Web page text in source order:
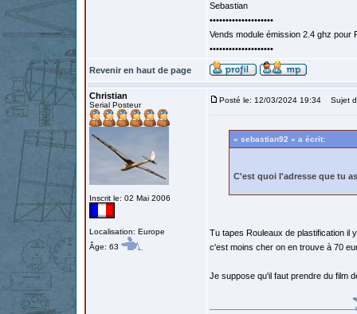
Sebastian
••••••••••••••••••••
Vends module émission 2.4 ghz
••••••••••••••••••••
Revenir en haut de page
Christian
Serial Posteur
Inscrit le: 02 Mai 2006
Localisation: Europe
Âge: 63
Posté le: 12/03/2024 19:34 Sujet
« sebastian92 » a écrit:
C'est quoi l'adresse que tu
Tu tapes Rouleaux de plastification il
c'est moins cher on en trouve à 70
Je suppose qu'il faut prendre du film